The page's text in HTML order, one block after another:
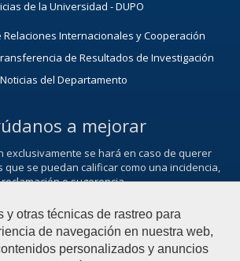
y otras técnicas de rastreo para
de navegación en nuestra web,
personalizados y anuncios
de la Universidad - DUPO
Relaciones Internacionales y Cooperación
de Resultados de Investigación
Noticias del Departamento
a mejorar
exclusivamente se hará en caso de querer
se puedan calificar como una incidencia,
reclamación o sugerencia.
Contacta con nosotros